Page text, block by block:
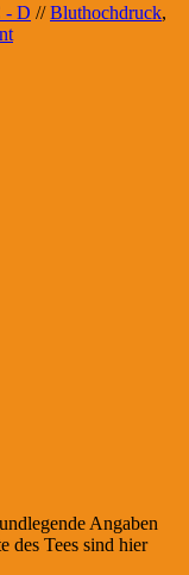
- D // Bluthochdruck,
Angaben
des Tees sind hier